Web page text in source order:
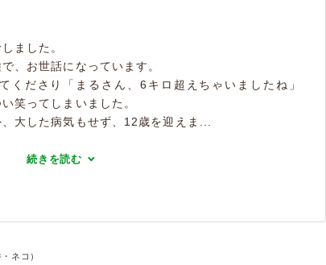
ました。
、お世話になっています。
くださり「まるさん、6キロ超えちゃいましたね」
笑ってしまいました。
大した病気もせず、12歳を迎えま...
続きを読む
ネコ）